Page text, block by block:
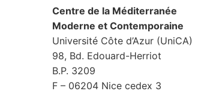
Centre de la Méditerranée
Moderne et Contemporaine
Université Côte d’Azur (UniCA)
98, Bd. Edouard-Herriot
B.P. 3209
F – 06204 Nice cedex 3